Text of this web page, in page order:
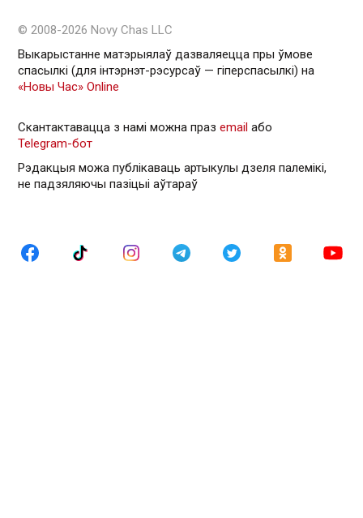
© 2008-2026 Novy Chas LLC
Выкарыстанне матэрыялаў дазваляецца пры ўмове
спасылкі (для інтэрнэт-рэсурсаў — гiперспасылкi) на
«Новы Час» Online
Скантактавацца з намі можна праз email або
Telegram-бот
Рэдакцыя можа публікаваць артыкулы дзеля палемікі,
не падзяляючы пазіцыі аўтараў